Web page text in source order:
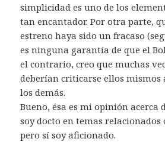
simplicidad es uno de los
tan encantador. Por otra parte,
estreno haya sido un fracaso
es ninguna garantía de que el
el contrario, creo que muchas
deberían criticarse ellos mismos
los demás.
Bueno, ésa es mi opinión acerca
soy docto en temas relacionados
pero sí soy aficionado.